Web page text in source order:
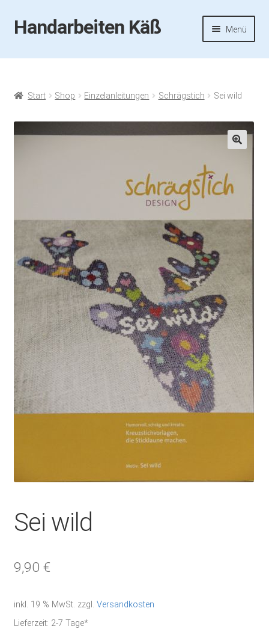
Zur
Navigation
Zum
Inhalt
Handarbeiten Käß Menü
Startseite
Aktuelles
Fotos
Kasse
Mein Konto
Start Shop Einzelanleitungen Schrägstich Sei wild
Sei wild
9,90 €
inkl. 19 % MwSt. zzgl. Versandkosten
Lieferzeit: 2-7 Tage*